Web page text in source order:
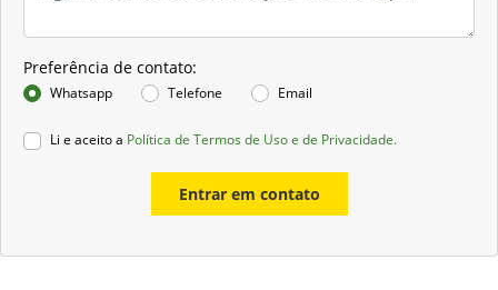
Preferência de contato:
Whatsapp Telefone Email
Li e aceito a Política de Termos de Uso e de Privacidade.
Entrar em contato